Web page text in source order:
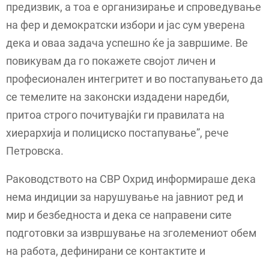
предизвик, а тоа е организирање и спроведување
на фер и демократски избори и јас сум уверена
дека и оваа задача успешно ќе ја завршиме. Ве
повикувам да го покажете својот личен и
професионален интегритет и во постапувањето да
се темелите на законски издадени наредби,
притоа строго почитувајќи ги правилата на
хиерархија и полициско постапување”, рече
Петровска.
Раководството на СВР Охрид информираше дека
нема индиции за нарушување на јавниот ред и
мир и безбедноста и дека се направени сите
подготовки за извршување на зголемениот обем
на работа, дефинирани се контактите и